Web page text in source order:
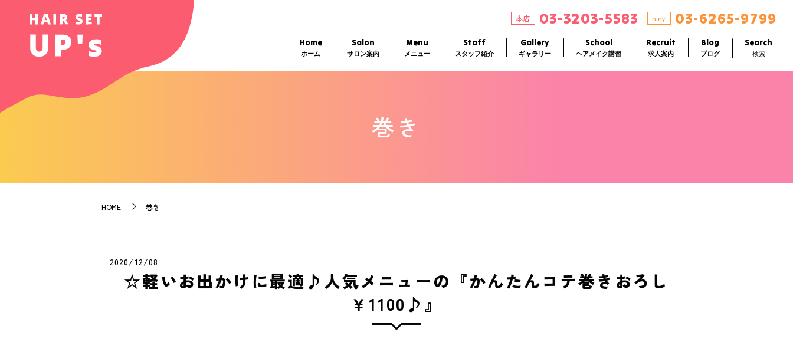
本店 03-3203-5583 niny 03-6265-9799
Home
ホーム
Salon
サロン案内
Menu
メニュー
Staff
スタッフ紹介
Gallery
ギャラリー
School
ヘアメイク講習
Recruit
求人案内
Blog
ブログ
Search
検索
巻き
HOME 巻き
2020/12/08
☆軽いお出かけに最適♪人気メニューの『かんたんコテ巻きおろし
￥1100♪』